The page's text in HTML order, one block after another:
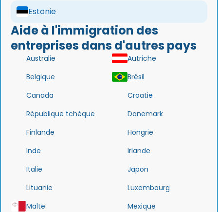
Estonie
Aide à l'immigration des
entreprises dans d'autres pays
Australie
Autriche
Belgique
Brésil
Canada
Croatie
République tchèque
Danemark
Finlande
Hongrie
Inde
Irlande
Italie
Japon
Lituanie
Luxembourg
Malte
Mexique